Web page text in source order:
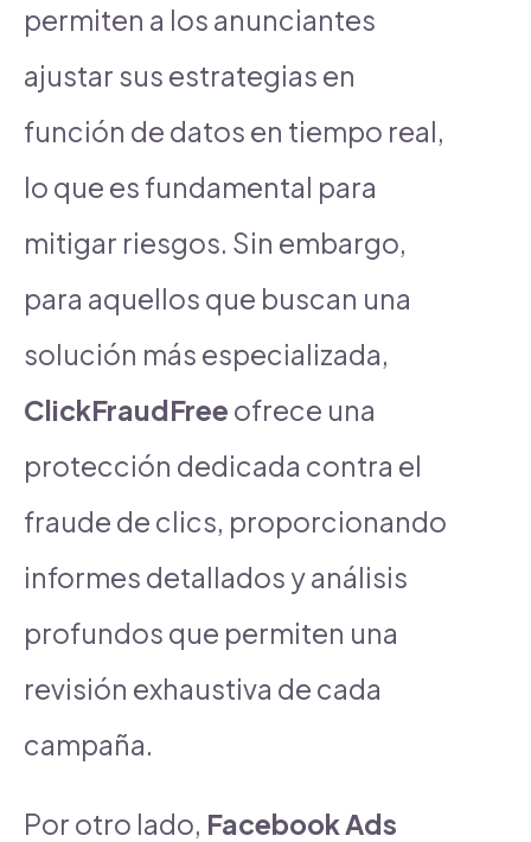
permiten a los anunciantes
ajustar sus estrategias en
función de datos en tiempo real,
lo que es fundamental para
mitigar riesgos. Sin embargo,
para aquellos que buscan una
solución más especializada,
ClickFraudFree ofrece una
protección dedicada contra el
fraude de clics, proporcionando
informes detallados y análisis
profundos que permiten una
revisión exhaustiva de cada
campaña.
Por otro lado, Facebook Ads